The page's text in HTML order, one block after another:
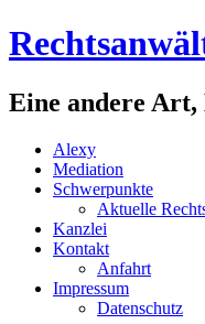
Eine andere
Alexy
Mediation
Schwerpunkte
Aktuelle
Kanzlei
Kontakt
Anfahrt
Impressum
Datenschutz